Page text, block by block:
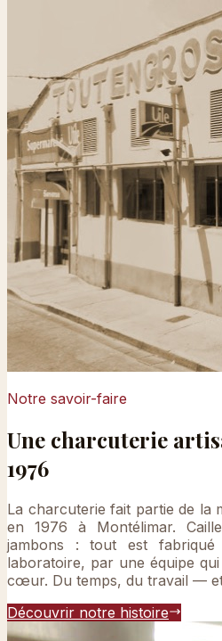
Notre savoir-faire
Une charcuterie
1976
La charcuterie fait partie de la
en 1976 à Montélimar.
jambons : tout est
laboratoire, par une équipe
cœur. Du temps, du travail —
Découvrir notre histoire